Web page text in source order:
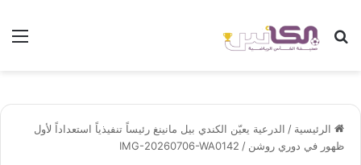
بحث عن
الرئيسية / الدرعية يعيّن الكندي بيل مانينغ رئيساً تنفيذياً استعداداً لأول
ظهور في دوري روشن /
IMG-20260706-WA0142